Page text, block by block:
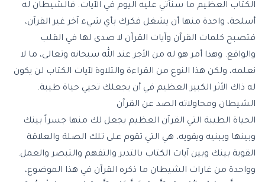
الكتاب العظيم ما سنأتي عليه اليوم في الآيات. فالشيطان له
أسلحة، واحدة منها أن يشغل فكرك بأي شيء آخر غير القرآن،
فتصبح كلمات القرآن وآيات القرآن لا صدى لها في القلب
والواقع. وهذا أمر هو له من الأجر عند الله سبحانه وتعالى، ما لا
نعلمه، ولكن هذا النوع من القراءة والتلاوة لآيات الكتاب لن يكون
له ذاك الأثر الكبير العظيم في أن يجعلك تحيي حياة طيبة.
الشيطان ومحاولاته الصد عن القرآن
الحياة الطيبة التي القرآن العظيم يجعل لك منها جسراً بينك
وبينها ويبنيه ويقويه، هي التي تقوم على تلك الصلة والعلاقة
القوية بينك وبين آيات الكتاب بالتدبر والتفهم والتبصر والعمل.
وواحدة من غارات الشيطان ما ذكره القرآن في هذا الموضوع،